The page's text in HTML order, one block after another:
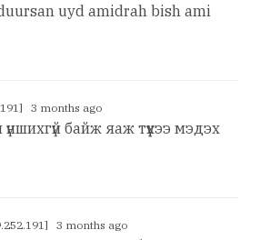
uyd amidrah bish ami
3 months ago
байж яаж түүхээ мэдэх
3 months ago